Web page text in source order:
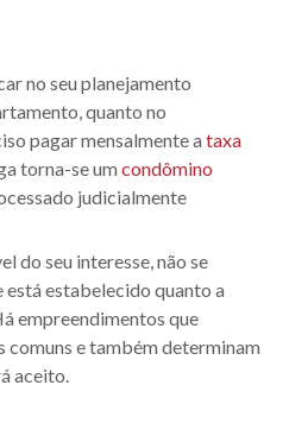
no seu planejamento
quanto no
pagar mensalmente ataxa
torna-se umcondômino
judicialmente
do seu interesse, não se
está estabelecido quanto a
empreendimentos que
comuns e também determinam
aceito.